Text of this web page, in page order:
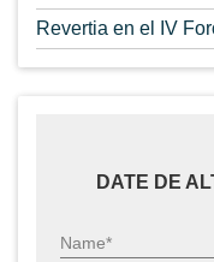
Revertia en el IV
DATE DE
Name*